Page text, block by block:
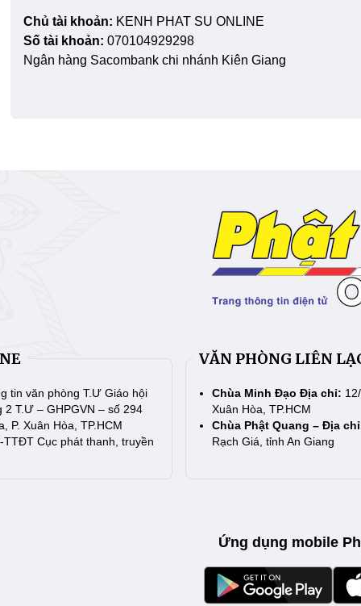
Chủ tài khoản: KENH PHAT SU ONLINE
Số tài khoản: 070104929298
Ngân hàng Sacombank chi nhánh Kiên Giang
tin văn phòng T.Ư Giáo hội
2 T.Ư – GHPGVN – số 294
P. Xuân Hòa, TP.HCM
TTĐT Cục phát thanh, truyền
VĂN PHÒNG LIÊN
Chùa Minh Đạo Địa chỉ:
Xuân Hòa, TP.HCM
Chùa Phật Quang – Địa
Rạch Giá, tỉnh An Giang
Ứng dụng mobile